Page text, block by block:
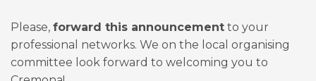
Please, forward this announcement to your
professional networks. We on the local organising
committee look forward to welcoming you to